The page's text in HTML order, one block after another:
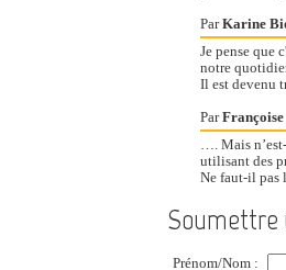
ParKarine
Je pense que
notre
Il est devenu
ParFrançoise
…. Mais
utilisant des
Ne faut-il pas
Soumettre
Prénom/Nom :